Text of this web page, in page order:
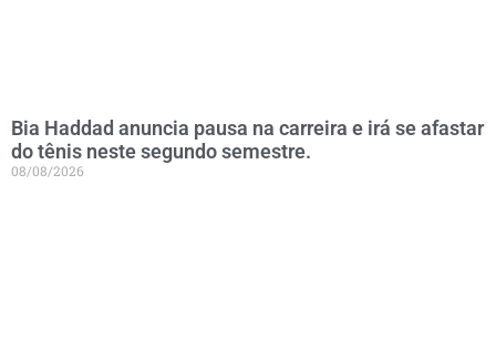
Bia Haddad anuncia pausa na carreira e irá se afastar
do tênis neste segundo semestre.
08/08/2026